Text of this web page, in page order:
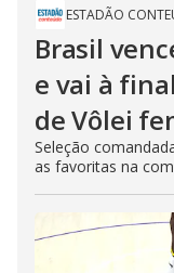
ESTADÃO
Brasil
e vai à
de Vôlei
Seleção
as favoritas na